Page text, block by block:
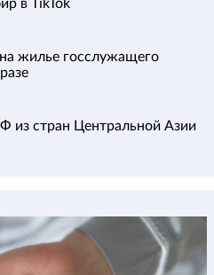
в TikTok
жилье госслужащего
из стран Центральной Азии